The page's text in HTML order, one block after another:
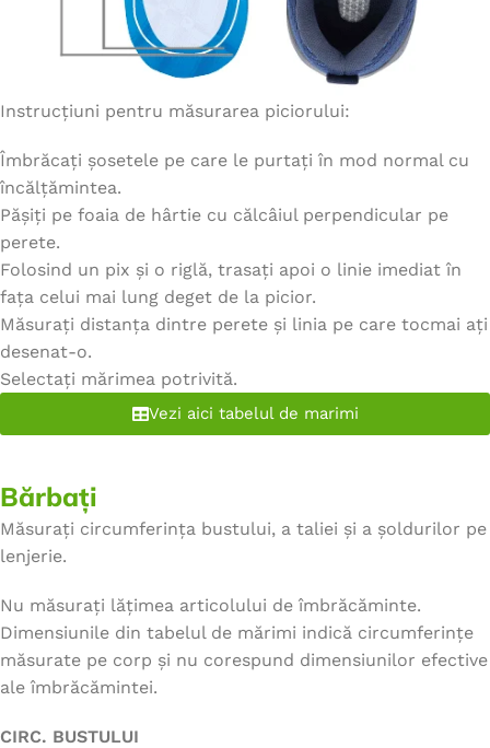
Instrucțiuni pentru măsurarea piciorului:
Îmbrăcați șosetele pe care le purtați în mod normal cu
încălțămintea.
Pășiți pe foaia de hârtie cu călcâiul perpendicular pe
perete.
Folosind un pix și o riglă, trasați apoi o linie imediat în
fața celui mai lung deget de la picior.
Măsurați distanța dintre perete și linia pe care tocmai ați
desenat-o.
Selectați mărimea potrivită.
Vezi aici tabelul de marimi
Bărbați
Măsurați circumferința bustului, a taliei și a șoldurilor pe
lenjerie.
Nu măsurați lățimea articolului de îmbrăcăminte.
Dimensiunile din tabelul de mărimi indică circumferințe
măsurate pe corp și nu corespund dimensiunilor efective
ale îmbrăcămintei.
CIRC. BUSTULUI